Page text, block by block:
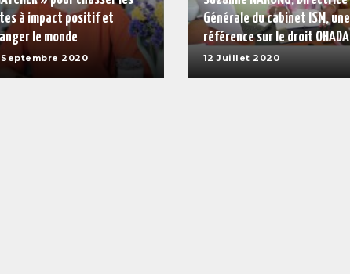
à impact positif et
le monde
Septembre 2020
Générale du cabinet ISM, une
référence sur le droit OHADA
12 Juillet 2020